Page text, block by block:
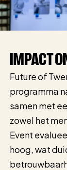
IMPACT
Future of
programma
samen met
zowel het
Event
hoog, wat